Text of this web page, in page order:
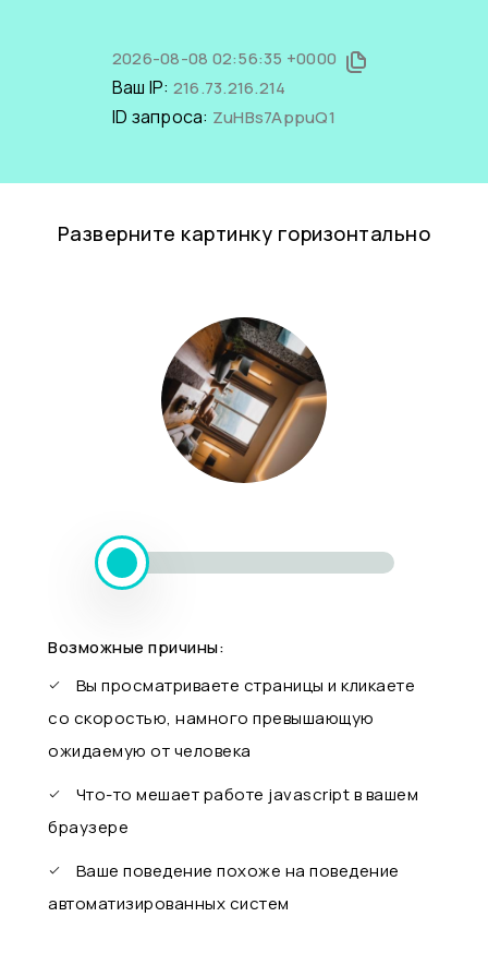
2026-08-08 02:56:35 +0000
Ваш IP: 216.73.216.214
ID запроса: ZuHBs7AppuQ1
Разверните картинку горизонтально
Возможные причины:
Вы просматриваете страницы и кликаете
со скоростью, намного превышающую
ожидаемую от человека
Что-то мешает работе javascript в вашем
браузере
Ваше поведение похоже на поведение
автоматизированных систем